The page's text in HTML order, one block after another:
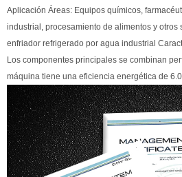
Aplicación Áreas: Equipos químicos,
industrial, procesamiento de alimentos y otros
enfriador refrigerado por agua industrial
Los componentes principales se combinan
máquina tiene una eficiencia energética de